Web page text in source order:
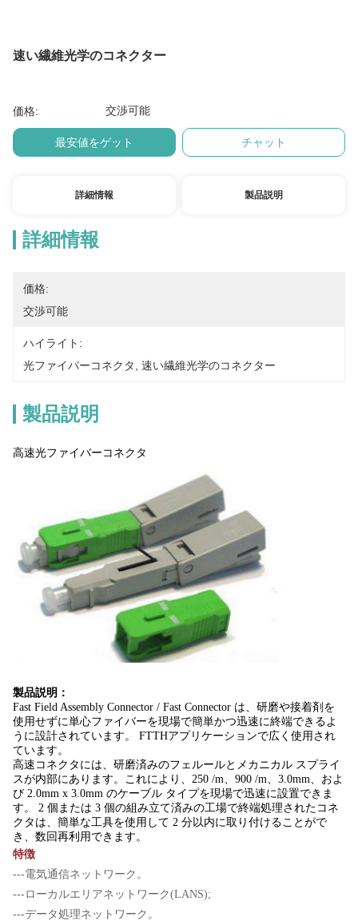
速い繊維光学のコネクター
価格: 交渉可能
最安値をゲット チャット
詳細情報 製品説明
詳細情報
価格:
交渉可能
ハイライト:
光ファイバーコネクタ
速い繊維光学のコネクター
製品説明
高速光ファイバーコネクタ
製品説明：
Fast Field Assembly Connector / Fast Connector は、研磨や接着剤を
使用せずに単心ファイバーを現場で簡単かつ迅速に終端できるよ
うに設計されています。 FTTHアプリケーションで広く使用され
ています。
高速コネクタには、研磨済みのフェルールとメカニカル スプライ
スが内部にあります。これにより、250 /m、900 /m、3.0mm、およ
び 2.0mm x 3.0mm のケーブル タイプを現場で迅速に設置できま
す。 2 個または 3 個の組み立て済みの工場で終端処理されたコネ
クタは、簡単な工具を使用して 2 分以内に取り付けることがで
き、数回再利用できます。
特徴
---電気通信ネットワーク。
---ローカルエリアネットワーク(LANS);
---データ処理ネットワーク。